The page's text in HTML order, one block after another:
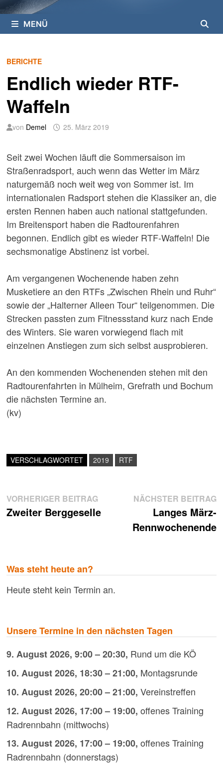
MENÜ
BERICHTE
Endlich wieder RTF-
Waffeln
von Demel 25. März 2019
Seit zwei Wochen läuft die Sommersaison im
Straßenradsport, auch wenn das Wetter im März
naturgemäß noch weit weg von Sommer ist. Im
internationalen Radsport stehen die Klassiker an, die
ersten Rennen haben auch national stattgefunden.
Im Breitensport haben die Radtourenfahren
begonnen. Endlich gibt es wieder RTF-Waffeln! Die
sechsmonatige Abstinenz ist vorbei.
Am vergangenen Wochenende haben zehn
Musketiere an den RTFs „Zwischen Rhein und Ruhr“
sowie der „Halterner Alleen Tour“ teilgenommen. Die
Strecken passten zum Fitnessstand kurz nach Ende
des Winters. Sie waren vorwiegend flach mit
einzelnen Anstiegen zum sich selbst ausprobieren.
An den kommenden Wochenenden stehen mit den
Radtourenfahrten in Mülheim, Grefrath und Bochum
die nächsten Termine an.
(kv)
VERSCHLAGWORTET 2019 RTF
Beitragsnavigation
VORHERIGER BEITRAGVorheriger
Beitrag:
Zweiter Berggeselle
NÄCHSTER BEITRAG
Langes März-
Rennwochenende
Was steht heute an?
Heute steht kein Termin an.
Unsere Termine in den nächsten Tagen
9. August 2026, 9:00– 20:30, Rund um die KÖ
10. August 2026, 18:30– 21:00, Montagsrunde
10. August 2026, 20:00– 21:00, Vereinstreffen
12. August 2026, 17:00– 19:00, offenes Training
Radrennbahn (mittwochs)
13. August 2026, 17:00– 19:00, offenes Training
Radrennbahn (donnerstags)